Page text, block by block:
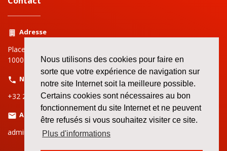
Nous utilisons des cookies pour faire en
sorte que votre expérience de navigation sur
notre site Internet soit la meilleure possible.
Certains cookies sont nécessaires au bon
fonctionnement du site Internet et ne peuvent
être refusés si vous souhaitez visiter ce site.
Plus d'informations
Adresse
Place Rouppe | Rouppeplein 3
1000 Bruxelles | Brussel
Numéro
+32 2 519 72 11
Adresse email
admin.bruxelles@bbtk-abvv.be